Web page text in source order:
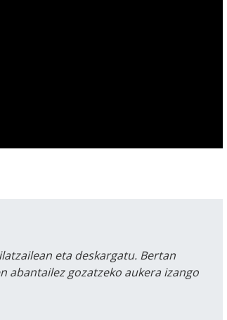
eta deskargatu. Bertan
gozatzeko aukera izango